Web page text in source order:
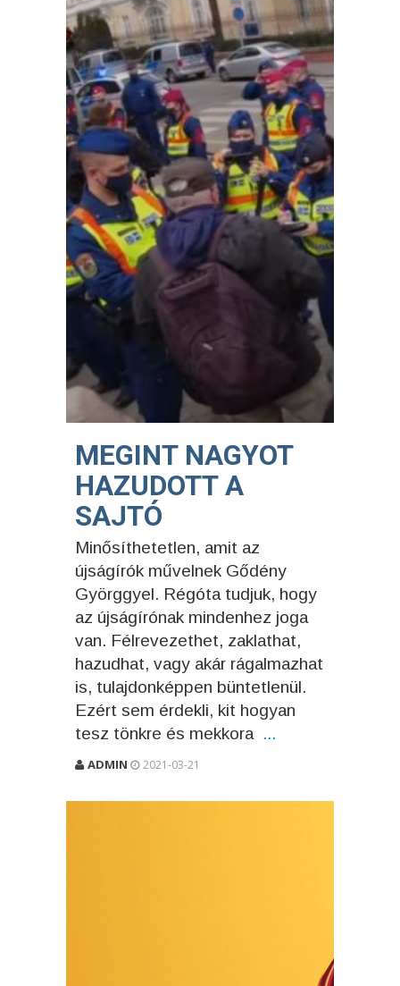
MEGINT NAGYOT
HAZUDOTT A
SAJTÓ
Minősíthetetlen, amit az
újságírók művelnek Gődény
Györggyel. Régóta tudjuk, hogy
az újságírónak mindenhez joga
van. Félrevezethet, zaklathat,
hazudhat, vagy akár rágalmazhat
is, tulajdonképpen büntetlenül.
Ezért sem érdekli, kit hogyan
tesz tönkre és mekkora ...
ADMIN 2021-03-21